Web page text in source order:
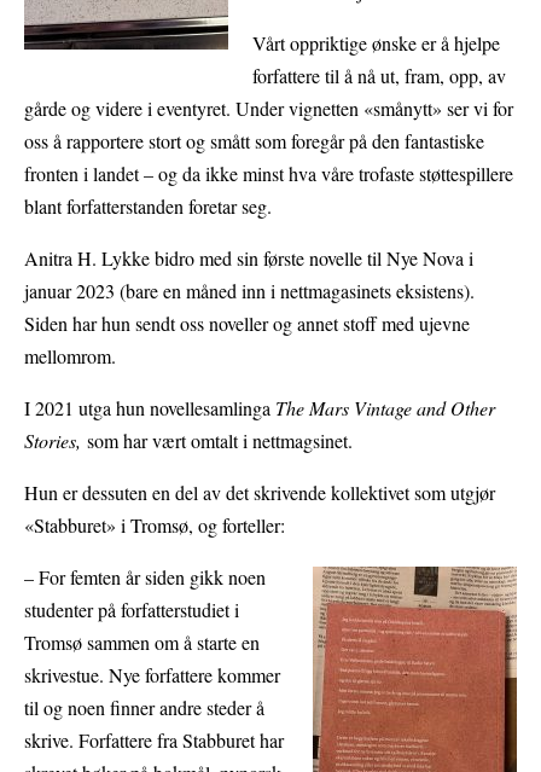
Vårt oppriktige ønske er å hjelpe
forfattere til å nå ut, fram, opp, av
gårde og videre i eventyret. Under vignetten «smånytt» ser vi for
oss å rapportere stort og smått som foregår på den fantastiske
fronten i landet – og da ikke minst hva våre trofaste støttespillere
blant forfatterstanden foretar seg.
Anitra H. Lykke bidro med sin første novelle til Nye Nova i
januar 2023 (bare en måned inn i nettmagasinets eksistens).
Siden har hun sendt oss noveller og annet stoff med ujevne
mellomrom.
I 2021 utga hun novellesamlinga The Mars Vintage and Other
Stories, som har vært omtalt i nettmagsinet.
Hun er dessuten en del av det skrivende kollektivet som utgjør
«Stabburet» i Tromsø, og forteller:
– For femten år siden gikk noen
studenter på forfatterstudiet i
Tromsø sammen om å starte en
skrivestue. Nye forfattere kommer
til og noen finner andre steder å
skrive. Forfattere fra Stabburet har